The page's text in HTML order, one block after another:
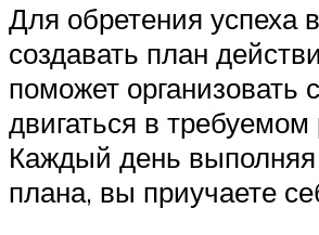
Для обретения успеха
создавать план
поможет организовать
двигаться в требуемом
Каждый день выполняя
плана, вы приучаете